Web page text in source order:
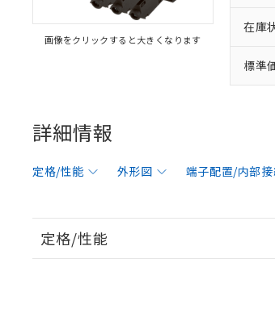
画像をクリックすると大きくなります
在庫
標準
詳細情報
定格/性能 外形図 端子配置/内部
定格/性能